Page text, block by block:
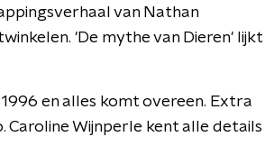
van Nathan
'De mythe van Dieren' lijkt
en alles komt overeen. Extra
Caroline Wijnperle kent alle details